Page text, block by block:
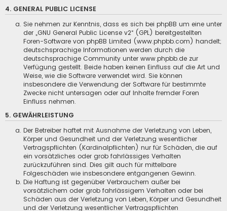
4. GENERAL PUBLIC LICENSE
Sie nehmen zur Kenntnis, dass es sich bei phpBB um eine unter
der „GNU General Public License v2“ (GPL) bereitgestellten
Foren-Software von phpBB Limited (www.phpbb.com) handelt;
deutschsprachige Informationen werden durch die
deutschsprachige Community unter www.phpbb.de zur
Verfügung gestellt. Beide haben keinen Einfluss auf die Art und
Weise, wie die Software verwendet wird. Sie können
insbesondere die Verwendung der Software für bestimmte
Zwecke nicht untersagen oder auf Inhalte fremder Foren
Einfluss nehmen.
5. GEWÄHRLEISTUNG
Der Betreiber haftet mit Ausnahme der Verletzung von Leben,
Körper und Gesundheit und der Verletzung wesentlicher
Vertragspflichten (Kardinalpflichten) nur für Schäden, die auf
ein vorsätzliches oder grob fahrlässiges Verhalten
zurückzuführen sind. Dies gilt auch für mittelbare
Folgeschäden wie insbesondere entgangenen Gewinn.
Die Haftung ist gegenüber Verbrauchern außer bei
vorsätzlichem oder grob fahrlässigem Verhalten oder bei
Schäden aus der Verletzung von Leben, Körper und Gesundheit
und der Verletzung wesentlicher Vertragspflichten